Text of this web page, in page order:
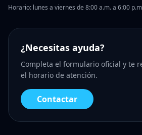
Horario: lunes a viernes de 8:00 a.m. a 6:00
¿Necesitas ayuda?
Completa el formulario oficial y te
el horario de atención.
Contactar